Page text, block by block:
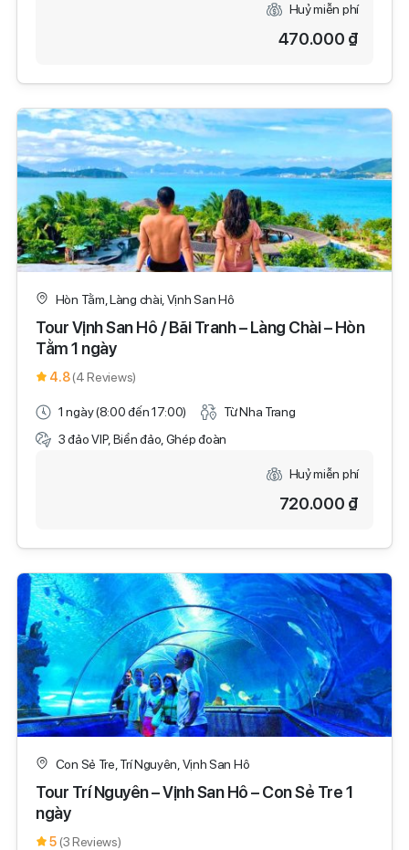
Huỷ miễn phí
470.000 ₫
Hòn Tằm, Làng chài, Vịnh San Hô
Tour Vịnh San Hô / Bãi Tranh – Làng Chài – Hòn
Tằm 1 ngày
4.8(4 Reviews)
1 ngày (8:00 đến 17:00)
Từ Nha Trang
3 đảo VIP, Biển đảo, Ghép đoàn
Huỷ miễn phí
720.000 ₫
Con Sẻ Tre, Trí Nguyên, Vịnh San Hô
Tour Trí Nguyên – Vịnh San Hô – Con Sẻ Tre 1
ngày
5 (3 Reviews)